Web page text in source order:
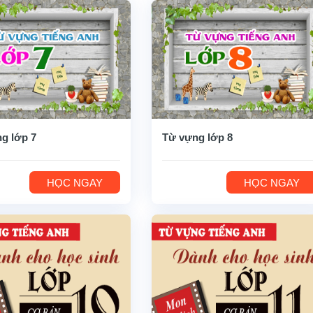
lớp 7
HỌC NGAY
Từ vựng lớp 8
HỌC NGAY